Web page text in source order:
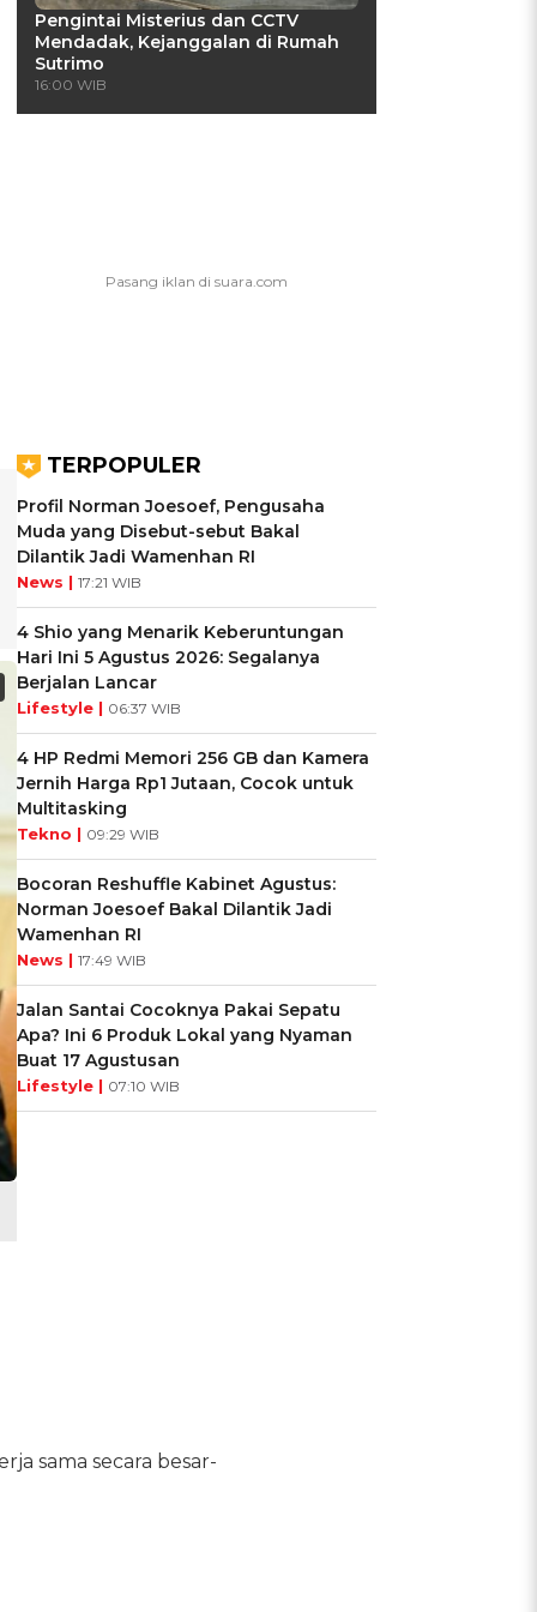
sama secara besar-
Pengintai Misterius dan CCTV
Mendadak, Kejanggalan di Rumah
Sutrimo
16:00 WIB
TERPOPULER
Profil Norman Joesoef, Pengusaha
Muda yang Disebut-sebut Bakal
Dilantik Jadi Wamenhan RI
News | 17:21 WIB
4 Shio yang Menarik Keberuntungan
Hari Ini 5 Agustus 2026: Segalanya
Berjalan Lancar
Lifestyle | 06:37 WIB
4 HP Redmi Memori 256 GB dan Kamera
Jernih Harga Rp1 Jutaan, Cocok untuk
Multitasking
Tekno | 09:29 WIB
Bocoran Reshuffle Kabinet Agustus:
Norman Joesoef Bakal Dilantik Jadi
Wamenhan RI
News | 17:49 WIB
Jalan Santai Cocoknya Pakai Sepatu
Apa? Ini 6 Produk Lokal yang Nyaman
Buat 17 Agustusan
Lifestyle | 07:10 WIB